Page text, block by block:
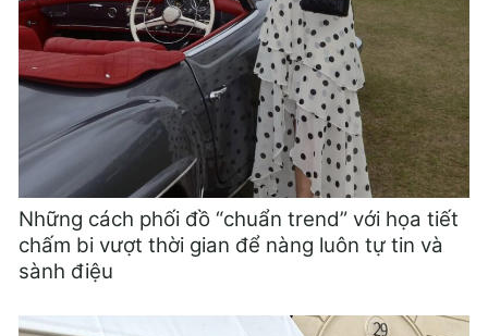
Những cách phối đồ “chuẩn trend” với họa tiết
chấm bi vượt thời gian để nàng luôn tự tin và
sành điệu